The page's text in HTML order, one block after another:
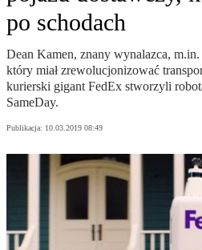
po schodach
Dean Kamen, znany wynalazca,
który miał zrewolucjonizować
kurierski gigant FedEx stworzyli
SameDay.
Publikacja: 10.03.2019 08:49